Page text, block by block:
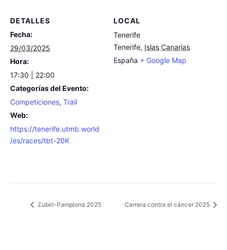
DETALLES
Fecha:
29/03/2025
Hora:
17:30 | 22:00
Categorías del Evento:
Competiciones, Trail
Web:
https://tenerife.utmb.world
/es/races/tbt-20K
LOCAL
Tenerife
Tenerife, Islas Canarias
España + Google Map
Zubiri-Pamplona 2025 Carrera contra el cáncer 2025